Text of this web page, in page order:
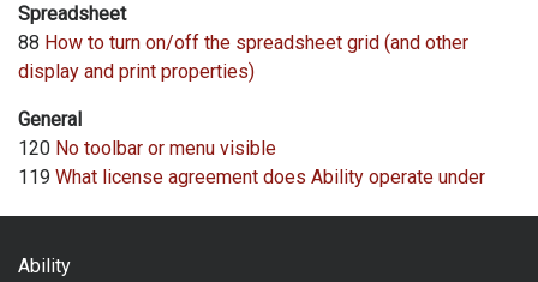
Spreadsheet
88 How to turn on/off the spreadsheet grid (and other
display and print properties)
General
120 No toolbar or menu visible
119 What license agreement does Ability operate under
Ability